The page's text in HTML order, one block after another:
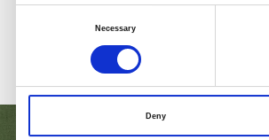
Necessary
Deny